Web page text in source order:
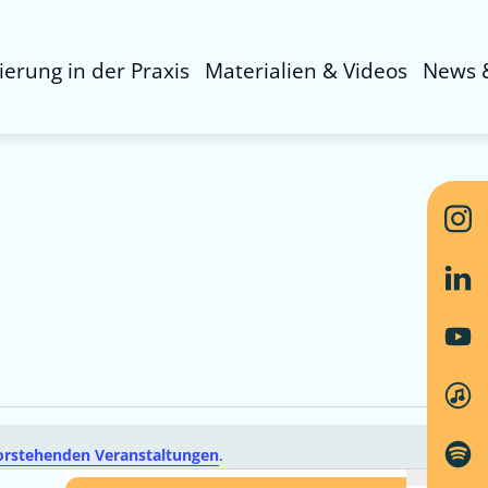
in der Praxis Materialien & Videos News
Veranstaltungen.